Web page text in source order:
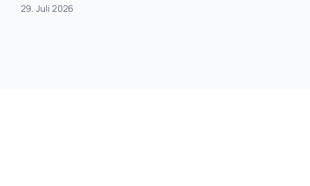
29. Juli 2026